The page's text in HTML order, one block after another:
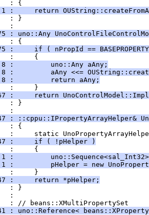
:     return
: }
: uno::Any
:     if ( nPropId ==
:         uno::Any aAny;
:         aAny <<=
:         return aAny;
:     return
: }
: ::cppu::IPropertyArrayHelper&
:     if ( !pHelper )
:
:         pHelper = new
:     return *pHelper;
:
: uno::Reference<